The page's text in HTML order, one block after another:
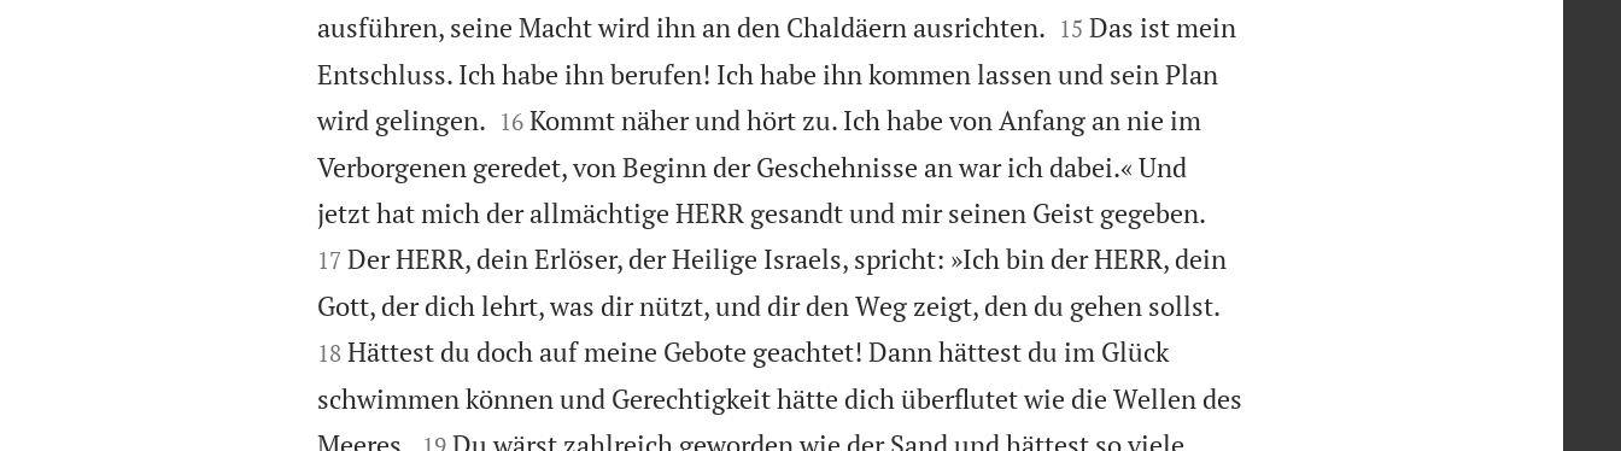
ausführen, seine Macht wird ihn an den Chaldäern ausrichten.
15 Das ist mein
Entschluss. Ich habe ihn berufen! Ich habe ihn kommen lassen und sein Plan
wird gelingen.
16 Kommt näher und hört zu. Ich habe von Anfang an nie im
Verborgenen geredet, von Beginn der Geschehnisse an war ich dabei.« Und
jetzt hat mich der allmächtige HERR gesandt und mir seinen Geist gegeben.
17 Der HERR, dein Erlöser, der Heilige Israels, spricht: »Ich bin der HERR, dein
Gott, der dich lehrt, was dir nützt, und dir den Weg zeigt, den du gehen sollst.
18 Hättest du doch auf meine Gebote geachtet! Dann hättest du im Glück
schwimmen können und Gerechtigkeit hätte dich überflutet wie die Wellen des
Meeres.

Du wärst zahlreich geworden wie der Sand und hättest so viele